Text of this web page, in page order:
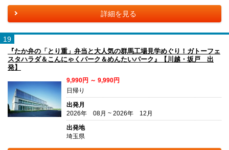
詳細を見る
19
『たか弁の「とり重」弁当と大人気の群馬工場見学めぐり！ガトーフェ
スタハラダ＆こんにゃくパーク＆めんたいパーク』【川越・坂戸 出
発】
9,990円 ～ 9,990円
日帰り
出発月
2026年 08月 ~ 2026年 12月
出発地
埼玉県